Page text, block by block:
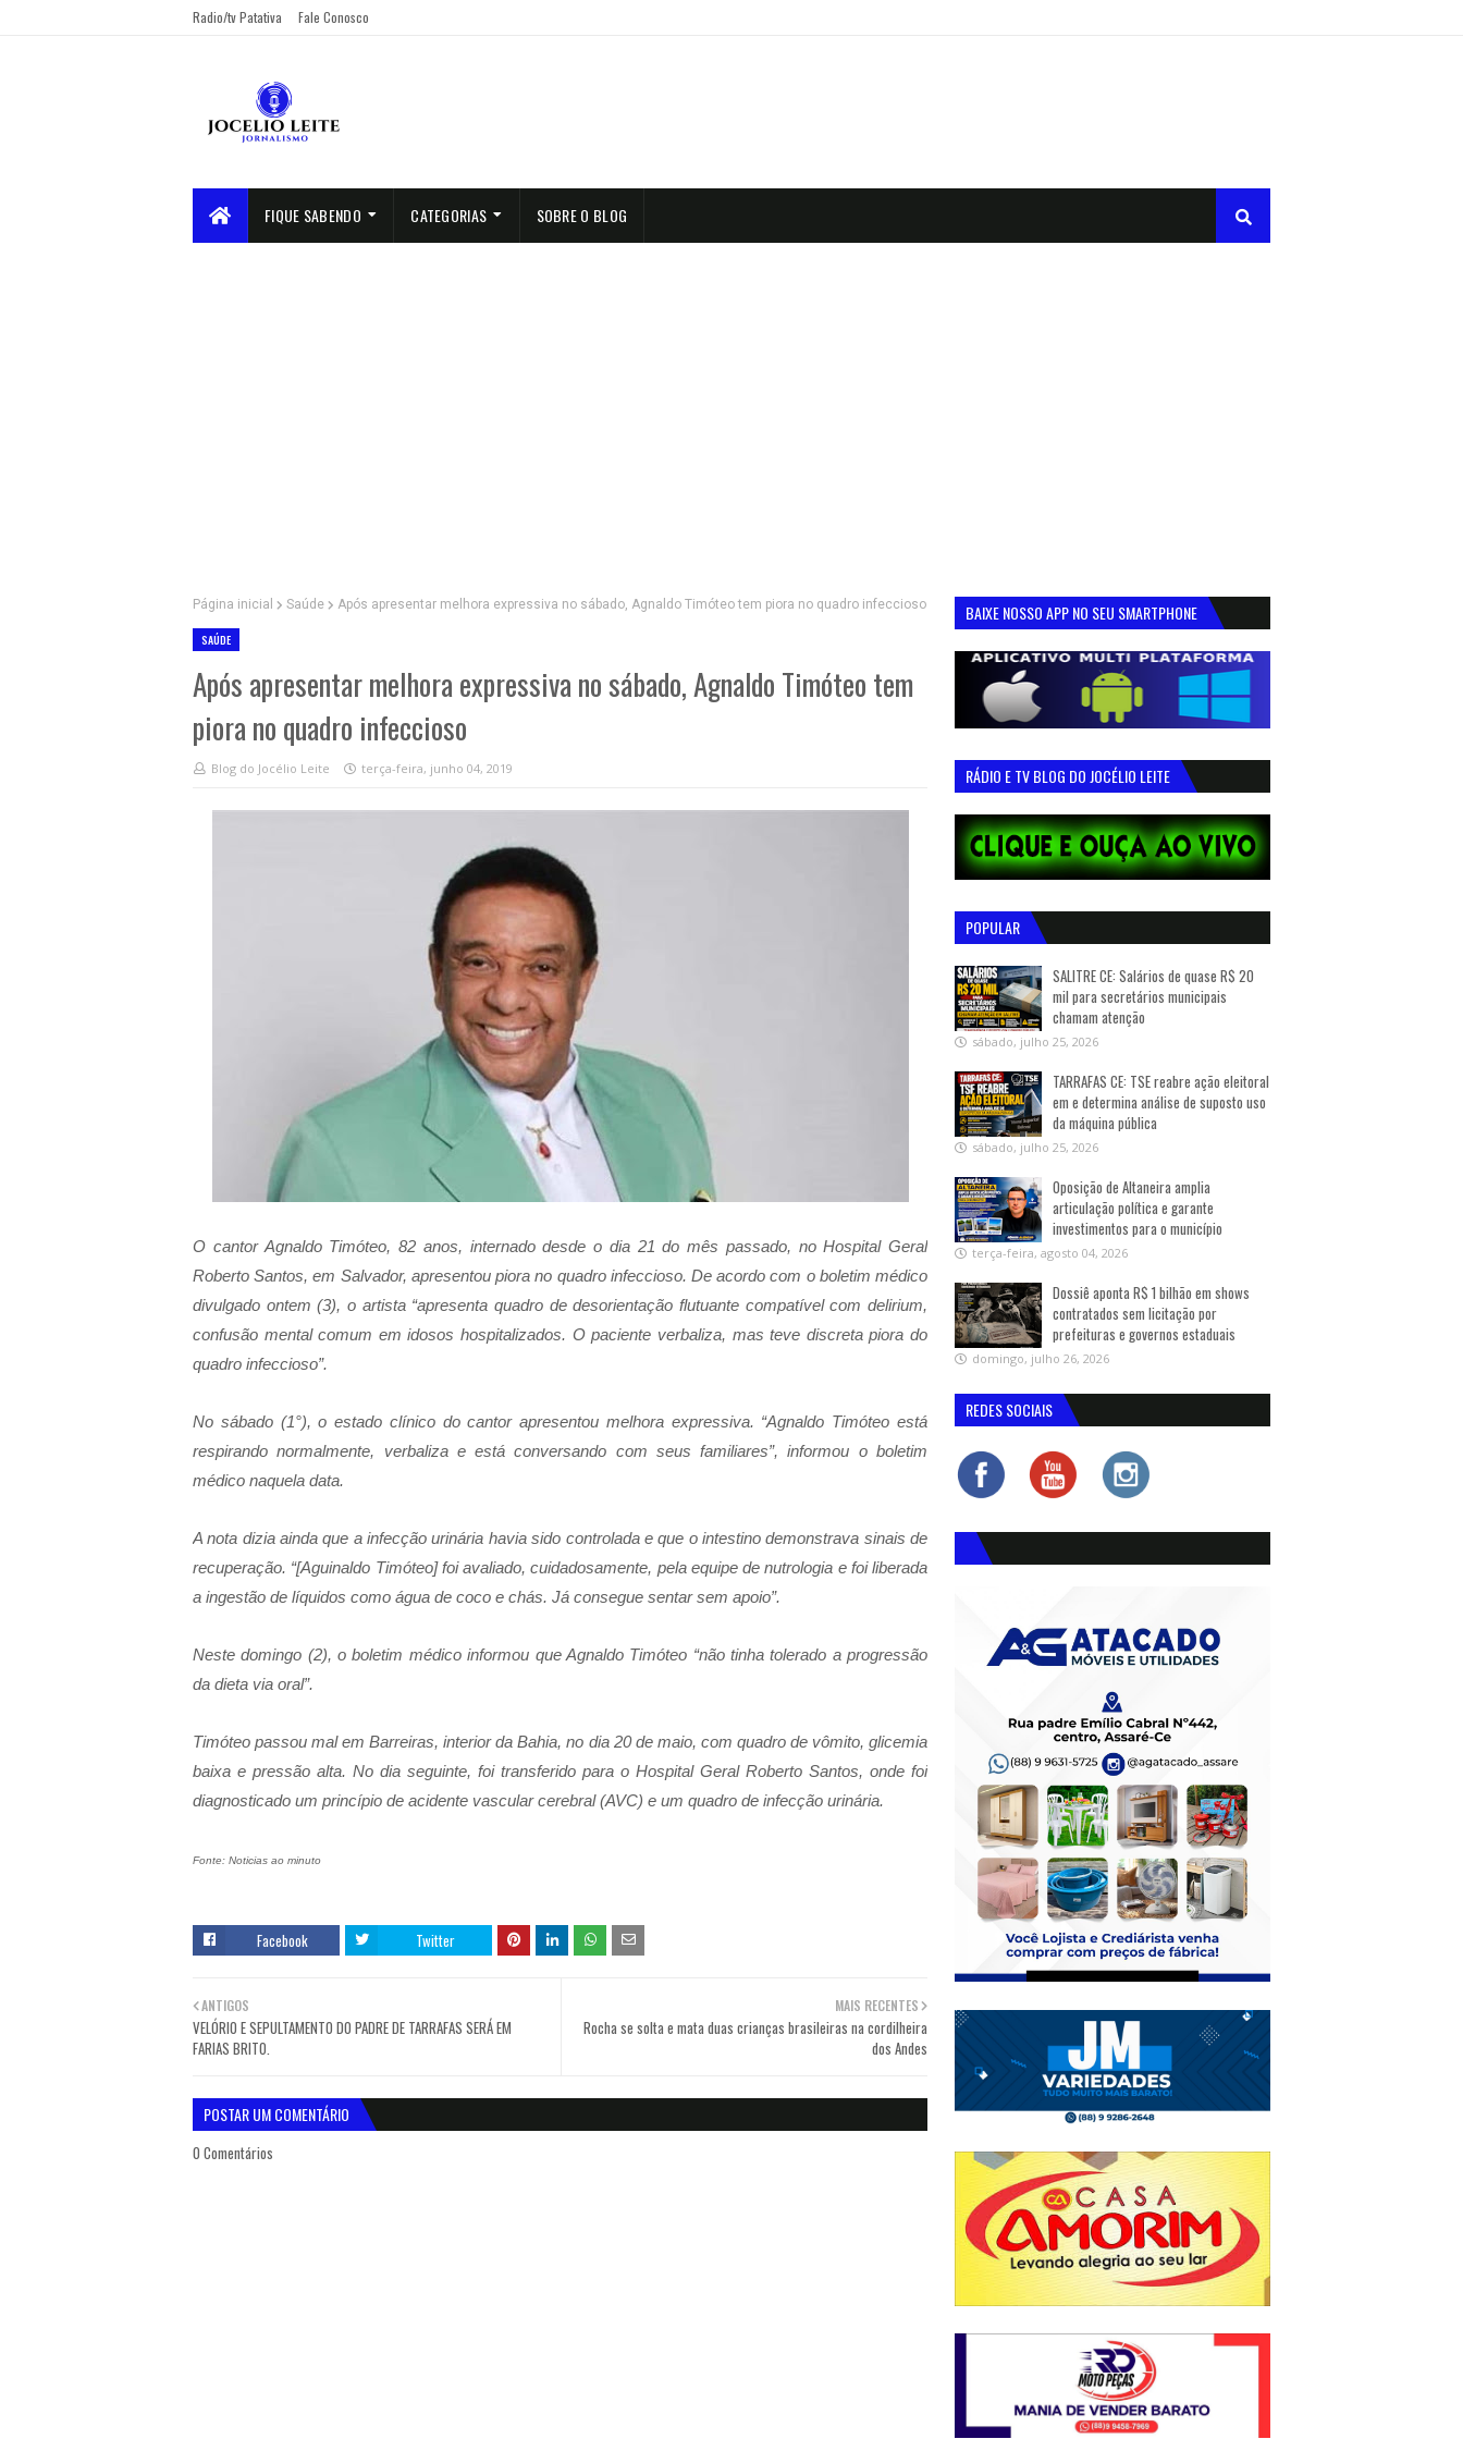
Radio/tv Patativa Fale Conosco
FIQUE SABENDO CATEGORIAS SOBRE O BLOG
Página inicial Saúde Após apresentar melhora expressiva no sábado, Agnaldo Timóteo tem piora no quadro infeccioso
SAÚDE
Após apresentar melhora expressiva no sábado, Agnaldo Timóteo tem
piora no quadro infeccioso
Blog do Jocélio Leite terça-feira, junho 04, 2019
O cantor Agnaldo Timóteo, 82 anos, internado desde o dia 21 do mês passado, no Hospital Geral
Roberto Santos, em Salvador, apresentou piora no quadro infeccioso. De acordo com o boletim médico
divulgado ontem (3), o artista “apresenta quadro de desorientação flutuante compatível com delirium,
confusão mental comum em idosos hospitalizados. O paciente verbaliza, mas teve discreta piora do
quadro infeccioso”.
No sábado (1°), o estado clínico do cantor apresentou melhora expressiva. “Agnaldo Timóteo está
respirando normalmente, verbaliza e está conversando com seus familiares”, informou o boletim
médico naquela data.
A nota dizia ainda que a infecção urinária havia sido controlada e que o intestino demonstrava sinais de
recuperação. “[Aguinaldo Timóteo] foi avaliado, cuidadosamente, pela equipe de nutrologia e foi liberada
a ingestão de líquidos como água de coco e chás. Já consegue sentar sem apoio”.
Neste domingo (2), o boletim médico informou que Agnaldo Timóteo “não tinha tolerado a progressão
da dieta via oral”.
Timóteo passou mal em Barreiras, interior da Bahia, no dia 20 de maio, com quadro de vômito, glicemia
baixa e pressão alta. No dia seguinte, foi transferido para o Hospital Geral Roberto Santos, onde foi
diagnosticado um princípio de acidente vascular cerebral (AVC) e um quadro de infecção urinária.
Fonte: Noticias ao minuto
Facebook Twitter
MAIS RECENTES
Rocha se solta e mata duas crianças brasileiras na cordilheira
dos Andes
ANTIGOS
VELÓRIO E SEPULTAMENTO DO PADRE DE TARRAFAS SERÁ EM
FARIAS BRITO.
POSTAR UM COMENTÁRIO
0 Comentários
BAIXE NOSSO APP NO SEU SMARTPHONE
RÁDIO E TV BLOG DO JOCÉLIO LEITE
POPULAR
SALITRE CE: Salários de quase R$ 20
mil para secretários municipais
chamam atenção
sábado, julho 25, 2026
TARRAFAS CE: TSE reabre ação eleitoral
em e determina análise de suposto uso
da máquina pública
sábado, julho 25, 2026
Oposição de Altaneira amplia
articulação política e garante
investimentos para o município
terça-feira, agosto 04, 2026
Dossiê aponta R$ 1 bilhão em shows
contratados sem licitação por
prefeituras e governos estaduais
domingo, julho 26, 2026
REDES SOCIAIS